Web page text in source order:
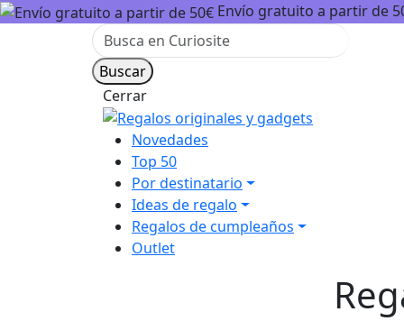
Envío gratuito a partir de
Cerrar
Novedades
Top 50
Por destinatario
Ideas de regalo
Regalos de cumpleaños
Outlet